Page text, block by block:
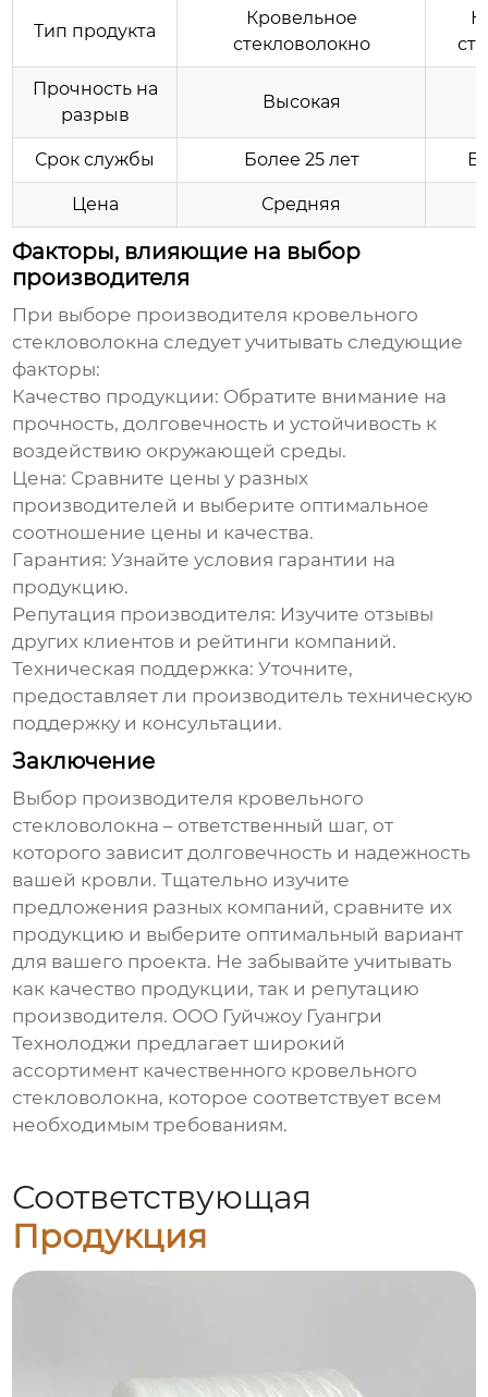
Тип продукта
Кровельное
стекловолокно
Прочность на
разрыв
Высокая
Срок службы Более 25 лет
Цена Средняя
Факторы, влияющие на выбор
производителя
При выборе производителя кровельного
стекловолокна следует учитывать следующие
факторы:
Качество продукции: Обратите внимание на
прочность, долговечность и устойчивость к
воздействию окружающей среды.
Цена: Сравните цены у разных
производителей и выберите оптимальное
соотношение цены и качества.
Гарантия: Узнайте условия гарантии на
продукцию.
Репутация производителя: Изучите отзывы
других клиентов и рейтинги компаний.
Техническая поддержка: Уточните,
предоставляет ли производитель техническую
поддержку и консультации.
Заключение
Выбор производителя кровельного
стекловолокна – ответственный шаг, от
которого зависит долговечность и надежность
вашей кровли. Тщательно изучите
предложения разных компаний, сравните их
продукцию и выберите оптимальный вариант
для вашего проекта. Не забывайте учитывать
как качество продукции, так и репутацию
производителя. ООО Гуйчжоу Гуангри
Технолоджи предлагает широкий
ассортимент качественного кровельного
стекловолокна, которое соответствует всем
необходимым требованиям.
Соответствующая
Продукция